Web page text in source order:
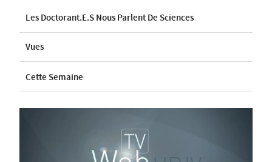
Les Doctorant.e.s Nous Parlent De Sciences
Vues
Cette Semaine